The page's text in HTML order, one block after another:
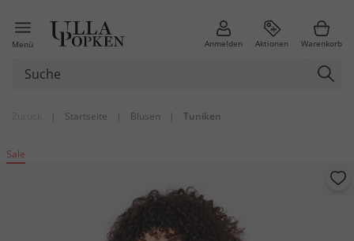
Menü Anmelden Aktionen Warenkorb
| Startseite | Blusen | Tuniken
Sale